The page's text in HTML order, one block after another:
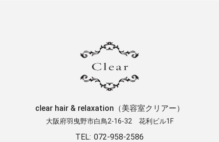
clear hair & relaxation（美容室クリアー）
大阪府羽曳野市白鳥2-16-32 ​花利ビル1F
TEL: 072-958-2586